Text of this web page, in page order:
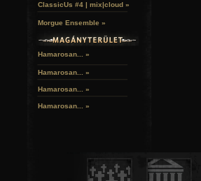
ClassicUs #4 | mix|cloud »
Morgue Ensemble »
Hamarosan... »
Hamarosan... »
Hamarosan... »
Hamarosan... »